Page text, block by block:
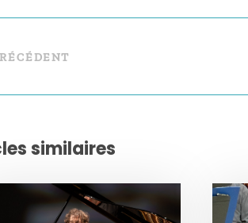
similaires